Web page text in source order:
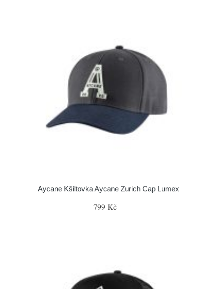
Aycane Kšiltovka Aycane Zurich Cap Lumex
799 Kč